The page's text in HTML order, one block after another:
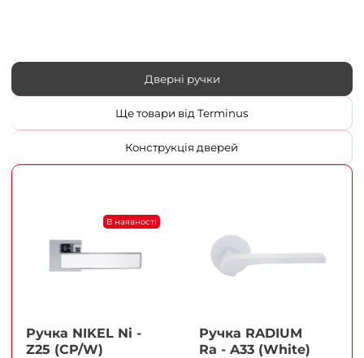
Дверні ручки
Ще товари від Terminus
Конструкція дверей
В наявності
Ручка NIKEL Ni -
Z25 (CP/W)
Ручка RADIUM
Ra - A33 (White)